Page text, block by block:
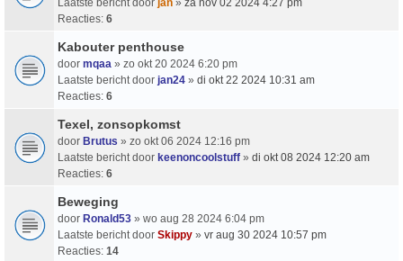
Reacties: 6
Kabouter penthouse
door mqaa » zo okt 20 2024 6:20 pm
Laatste bericht door jan24 » di okt 22 2024 10:31 am
Reacties: 6
Texel, zonsopkomst
door Brutus » zo okt 06 2024 12:16 pm
Laatste bericht door keenoncoolstuff » di okt 08 2024 12:20 am
Reacties: 6
Beweging
door Ronald53 » wo aug 28 2024 6:04 pm
Laatste bericht door Skippy » vr aug 30 2024 10:57 pm
Reacties: 14